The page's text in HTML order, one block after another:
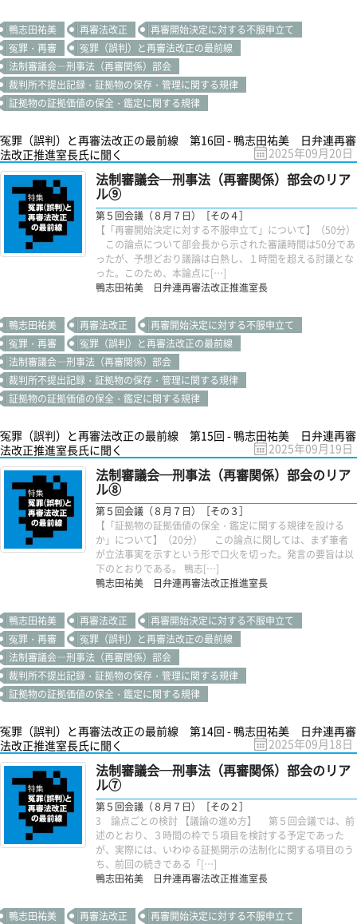
鴨志田祐美 再審法改正
再審開始決定に対する不服申立て
冤罪・再審
冤罪（誤判）と再審法改正の最前線
法制審議会―刑事法（再審関係）部会
裁判所不提出記録・証拠物の保存・管理に関する規律
証拠物の証拠価値の保全・鑑定に関する規律
冤罪（誤判）と再審法改正の最前線 第16回 - 鴨志田祐美 日弁連再審
法改正推進室長氏に聞く
2025年09月20日
法制審議会─刑事法（再審関係）部会のリア
ル⑨
第５回会議（８月７日）［その４］
【「再審開始決定に対する不服申立て」について】（50分）
この論点について部会長から示された審議時間は50分であ
ったが、予想どおり議論は白熱し、１時間を超える討議とな
った。このため、本論点に[…]
鴨志田祐美 日弁連再審法改正推進室長
鴨志田祐美 再審法改正
再審開始決定に対する不服申立て
冤罪・再審
冤罪（誤判）と再審法改正の最前線
法制審議会―刑事法（再審関係）部会
裁判所不提出記録・証拠物の保存・管理に関する規律
証拠物の証拠価値の保全・鑑定に関する規律
冤罪（誤判）と再審法改正の最前線 第15回 - 鴨志田祐美 日弁連再審
法改正推進室長氏に聞く
2025年09月19日
法制審議会─刑事法（再審関係）部会のリア
ル⑧
第５回会議（８月７日）［その３］
【「証拠物の証拠価値の保全・鑑定に関する規律を設ける
か」について】（20分） この論点に関しては、まず筆者
が立法事実を示すという形で口火を切った。発言の要旨は以
下のとおりである。 鴨志[…]
鴨志田祐美 日弁連再審法改正推進室長
鴨志田祐美 再審法改正
再審開始決定に対する不服申立て
冤罪・再審
冤罪（誤判）と再審法改正の最前線
法制審議会―刑事法（再審関係）部会
裁判所不提出記録・証拠物の保存・管理に関する規律
証拠物の証拠価値の保全・鑑定に関する規律
冤罪（誤判）と再審法改正の最前線 第14回 - 鴨志田祐美 日弁連再審
法改正推進室長氏に聞く
2025年09月18日
法制審議会─刑事法（再審関係）部会のリア
ル⑦
第５回会議（８月７日）［その２］
3 論点ごとの検討 【議論の進め方】 第５回会議では、前
述のとおり、３時間の枠で５項目を検討する予定であった
が、実際には、いわゆる証拠開示の法制化に関する項目のう
ち、前回の続きである「[…]
鴨志田祐美 日弁連再審法改正推進室長
鴨志田祐美 再審法改正
再審開始決定に対する不服申立て